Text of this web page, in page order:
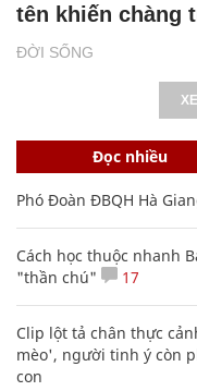
ĐỜI SỐNG
tên khiến chàng
Đọc nhiều
Phó Đoàn ĐBQH Hà
Cách học thuộc nhanh
"thần chú"
17
Clip lột tả chân thực
mèo', người tinh ý còn
con